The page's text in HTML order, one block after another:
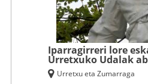
Iparragirreri lore
Urretxuko Udalak
Urretxu eta Zumarraga